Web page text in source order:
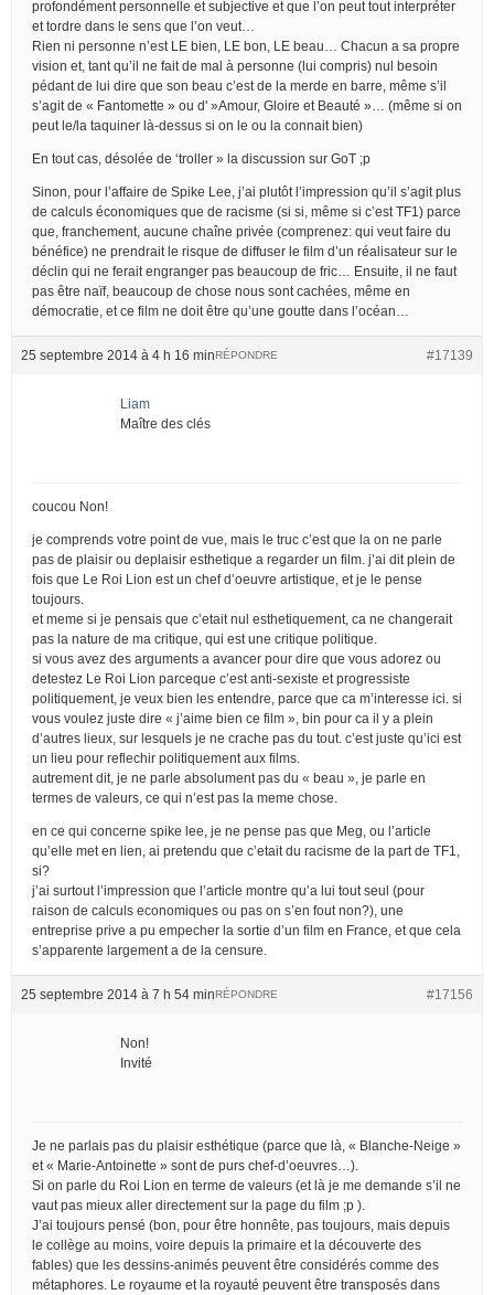
profondément personnelle et subjective et que l’on peut tout interpréter
et tordre dans le sens que l’on veut…
Rien ni personne n’est LE bien, LE bon, LE beau… Chacun a sa propre
vision et, tant qu’il ne fait de mal à personne (lui compris) nul besoin
pédant de lui dire que son beau c’est de la merde en barre, même s’il
s’agit de « Fantomette » ou d' »Amour, Gloire et Beauté »… (même si on
peut le/la taquiner là-dessus si on le ou la connait bien)
En tout cas, désolée de ‘troller » la discussion sur GoT ;p
Sinon, pour l’affaire de Spike Lee, j’ai plutôt l’impression qu’il s’agit plus
de calculs économiques que de racisme (si si, même si c’est TF1) parce
que, franchement, aucune chaîne privée (comprenez: qui veut faire du
bénéfice) ne prendrait le risque de diffuser le film d’un réalisateur sur le
déclin qui ne ferait engranger pas beaucoup de fric… Ensuite, il ne faut
pas être naïf, beaucoup de chose nous sont cachées, même en
démocratie, et ce film ne doit être qu’une goutte dans l’océan…
25 septembre 2014 à 4 h 16 min #17139
RÉPONDRE
Liam
Maître des clés
coucou Non!
je comprends votre point de vue, mais le truc c’est que la on ne parle
pas de plaisir ou deplaisir esthetique a regarder un film. j’ai dit plein de
fois que Le Roi Lion est un chef d’oeuvre artistique, et je le pense
toujours.
et meme si je pensais que c’etait nul esthetiquement, ca ne changerait
pas la nature de ma critique, qui est une critique politique.
si vous avez des arguments a avancer pour dire que vous adorez ou
detestez Le Roi Lion parceque c’est anti-sexiste et progressiste
politiquement, je veux bien les entendre, parce que ca m’interesse ici. si
vous voulez juste dire « j’aime bien ce film », bin pour ca il y a plein
d’autres lieux, sur lesquels je ne crache pas du tout. c’est juste qu’ici est
un lieu pour reflechir politiquement aux films.
autrement dit, je ne parle absolument pas du « beau », je parle en
termes de valeurs, ce qui n’est pas la meme chose.
en ce qui concerne spike lee, je ne pense pas que Meg, ou l’article
qu’elle met en lien, ai pretendu que c’etait du racisme de la part de TF1,
si?
j’ai surtout l’impression que l’article montre qu’a lui tout seul (pour
raison de calculs economiques ou pas on s’en fout non?), une
entreprise prive a pu empecher la sortie d’un film en France, et que cela
s’apparente largement a de la censure.
25 septembre 2014 à 7 h 54 min #17156
RÉPONDRE
Non!
Invité
Je ne parlais pas du plaisir esthétique (parce que là, « Blanche-Neige »
et « Marie-Antoinette » sont de purs chef-d’oeuvres…).
Si on parle du Roi Lion en terme de valeurs (et là je me demande s’il ne
vaut pas mieux aller directement sur la page du film ;p ).
J’ai toujours pensé (bon, pour être honnête, pas toujours, mais depuis
le collège au moins, voire depuis la primaire et la découverte des
fables) que les dessins-animés peuvent être considérés comme des
métaphores. Le royaume et la royauté peuvent être transposés dans